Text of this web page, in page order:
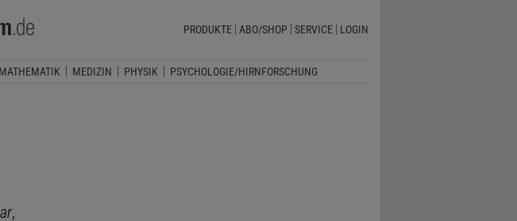
PRODUKTE ABO/SHOP SERVICE LOGIN
MATHEMATIK MEDIZIN PHYSIK PSYCHOLOGIE/HIRNFORSCHUNG
,